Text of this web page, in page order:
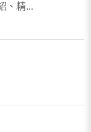
、精...